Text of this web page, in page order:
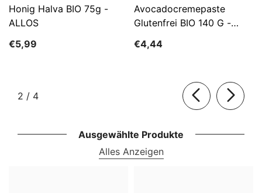
Honig Halva BIO 75g -
ALLOS
€5,99
Avocadocremepaste
Glutenfrei BIO 140 G -
€4,44
2 / von
4
Ausgewählte Produkte
Alles Anzeigen